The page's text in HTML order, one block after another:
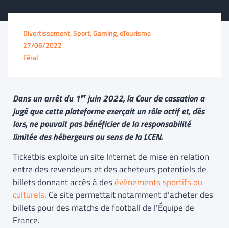
Divertissement, Sport, Gaming, eTourisme
27/06/2022
Féral
Dans un arrêt du 1erjuin 2022, la Cour de cassation a
jugé que cette plateforme exerçait un rôle actif et, dès
lors, ne pouvait pas bénéficier de la responsabilité
limitée des hébergeurs au sens de la LCEN.
Ticketbis exploite un site Internet de mise en relation
entre des revendeurs et des acheteurs potentiels de
billets donnant accès à desévènements sportifs ou
culturels. Ce site permettait notamment d’acheter des
billets pour des matchs de football de l’Équipe de
France.